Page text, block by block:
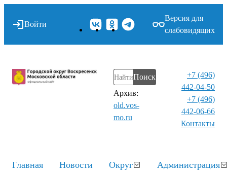
Войти
Версия для
слабовидящих
Поиск
Архив:
old.vos-
mo.ru
+7 (496)
442-04-50
+7 (496)
442-06-66
Контакты⁠
Главная Новости Округ Администрация